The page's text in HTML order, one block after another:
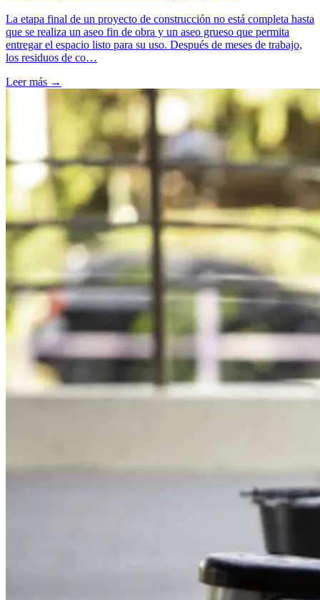
La etapa final de un proyecto de construcción no está completa hasta
que se realiza un aseo fin de obra y un aseo grueso que permita
entregar el espacio listo para su uso. Después de meses de trabajo,
los residuos de co…
Leer más →